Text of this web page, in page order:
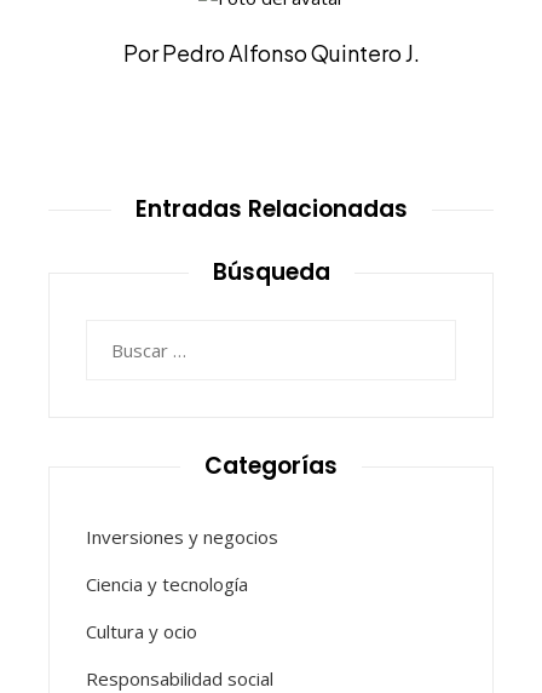
Por Pedro Alfonso Quintero J.
Entradas Relacionadas
Búsqueda
Categorías
Inversiones y negocios
Ciencia y tecnología
Cultura y ocio
Responsabilidad social